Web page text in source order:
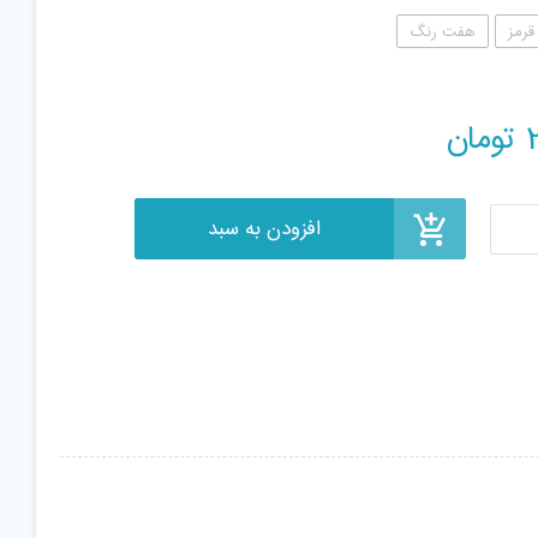
قرمز هفت رنگ
تومان